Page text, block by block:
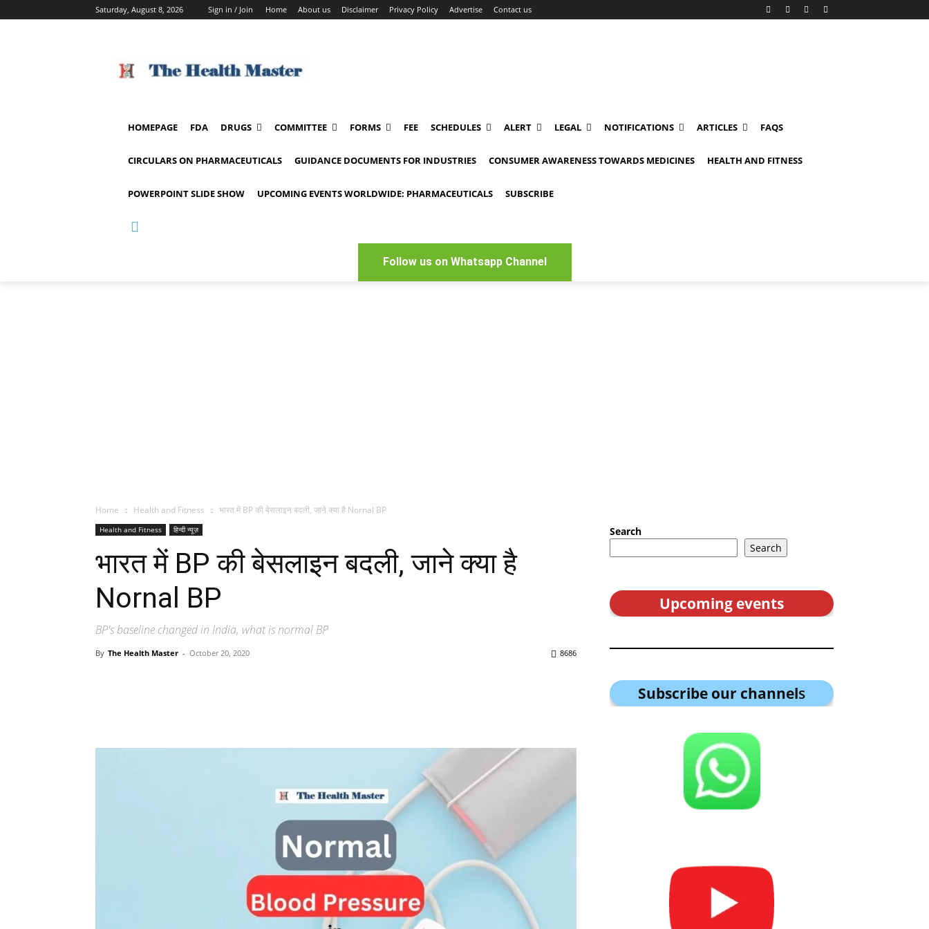
Saturday, August 8, 2026 Sign in / Join Home About us Disclaimer Privacy Policy Advertise Contact us
HOMEPAGE FDA DRUGS COMMITTEE FORMS FEE SCHEDULES ALERT LEGAL NOTIFICATIONS ARTICLES FAQS
CIRCULARS ON PHARMACEUTICALS GUIDANCE DOCUMENTS FOR INDUSTRIES CONSUMER AWARENESS TOWARDS MEDICINES HEALTH AND FITNESS
POWERPOINT SLIDE SHOW UPCOMING EVENTS WORLDWIDE: PHARMACEUTICALS SUBSCRIBE
Follow us on Whatsapp Channel
Home Health and Fitness भारत में BP की बेसलाइन बदली, जाने क्या है Nornal BP
Health and Fitness हिन्दी न्यूज़
भारत में BP की बेसलाइन बदली, जाने क्या है
Nornal BP
BP's baseline changed in India, what is normal BP
By The Health Master - October 20, 2020 8686
Search
Search
Upcoming events
Subscribe our channels